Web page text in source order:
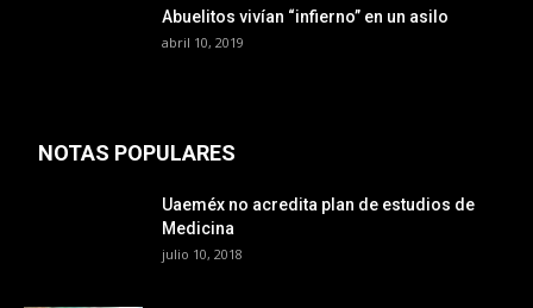
Abuelitos vivían “infierno” en un asilo
abril 10, 2019
NOTAS POPULARES
Uaeméx no acredita plan de estudios de
Medicina
julio 10, 2018